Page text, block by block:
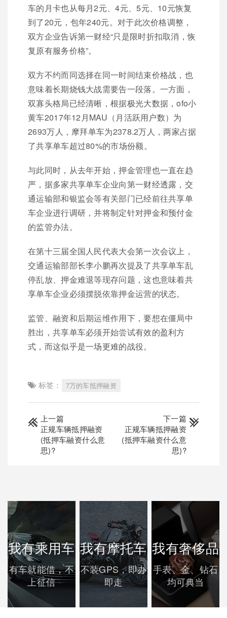
车的月卡也从每月2元、4元、5元、10元恢复
到了20元，包年240元。对于此次价格调整，
双方企业告诉第一财经“只是限时折扣取消，恢
复原有服务价格”。
双方不约而同选择在同一时间结束价格战，也
意味着长期烧钱大战需要告一段落。一方面，
双寡头格局已经清晰，根据极光大数据，ofo小
黄车2017年12月MAU（月活跃用户数）为
2693万人，摩拜单车为2378.2万人，两家占据
了共享单车超过80%的市场份额。
与此同时，从去年开始，押金管理也一直在趋
严，据多家共享单车企业向第一财经透露，交
通运输部和银监会等有关部门已经前往共享单
车企业进行调研，并将制定针对押金和预付金
的监管办法。
在第十三届全国人民代表大会第一次会议上，
交通运输部部长李小鹏再次提及了共享单车乱
停乱放、押金难退等现存问题，这也意味着共
享单车企业必须摆脱依靠押金运营的状态。
监管、融资和后期运维作用下，要想在僵局中
胜出，共享单车必须开始尝试有效的盈利方
式，而这似乎是一场更难的战役。
标签： 7万的车抵押融资
上一篇
正规车辆抵押融资
(抵押车融资什么意
思)?
下一篇
正规车辆抵押融资
(抵押车融资什么意
思)?
我有乘用车
有车就能借，不
上征信
我有摩托车
不装GPS，即办
即走
我有奢侈品
手表、金、钻石
均可典当